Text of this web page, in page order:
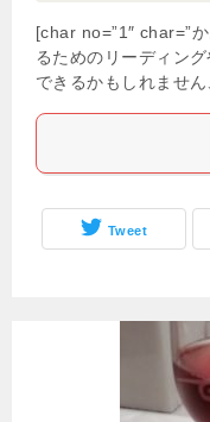
[char no=”1″ char=”
るためのリーディン
できるかもしれませ
Tweet